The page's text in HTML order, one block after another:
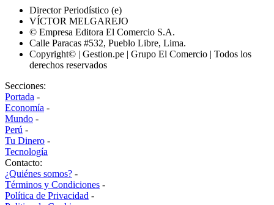
Director Periodístico (e)
VÍCTOR MELGAREJO
© Empresa Editora El Comercio S.A.
Calle Paracas #532, Pueblo Libre, Lima.
Copyright© | Gestion.pe | Grupo El Comercio | Todos los
derechos reservados
Secciones:
Portada -
Economía -
Mundo -
Perú -
Tu Dinero -
Tecnología
Contacto:
¿Quiénes somos? -
Términos y Condiciones -
Política de Privacidad -